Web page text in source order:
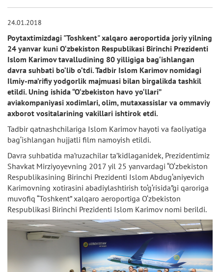
24.01.2018
Poytaxtimizdagi "Toshkent" xalqaro aeroportida joriy yilning
24 yanvar kuni O‘zbekiston Respublikasi Birinchi Prezidenti
Islom Karimov tavalludining 80 yilligiga bag‘ishlangan
davra suhbati bo‘lib o‘tdi. Tadbir Islom Karimov nomidagi
Ilmiy-ma’rifiy yodgorlik majmuasi bilan birgalikda tashkil
etildi. Uning ishida “O‘zbekiston havo yo‘llari”
aviakompaniyasi xodimlari, olim, mutaxassislar va ommaviy
axborot vositalarining vakillari ishtirok etdi.
Tadbir qatnashchilariga Islom Karimov hayoti va faoliyatiga
bag‘ishlangan hujjatli film namoyish etildi.
Davra suhbatida ma’ruzachilar ta’kidlaganidek, Prezidentimiz
Shavkat Mirziyoyevning 2017 yil 25 yanvardagi “O‘zbekiston
Respublikasining Birinchi Prezidenti Islom Abdug‘aniyevich
Karimovning xotirasini abadiylashtirish to‘g‘risida”gi qaroriga
muvofiq “Toshkent” xalqaro aeroportiga O‘zbekiston
Respublikasi Birinchi Prezidenti Islom Karimov nomi berildi.